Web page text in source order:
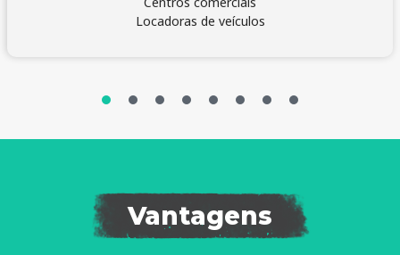
Locadoras de veículos
Vantagens